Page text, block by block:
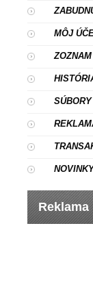
MÔJ
Reklama